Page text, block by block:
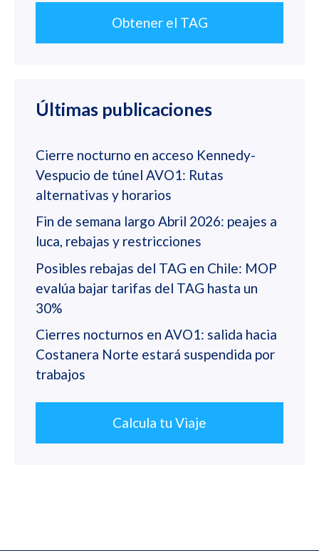
Obtener el TAG
Últimas publicaciones
Cierre nocturno en acceso Kennedy-
Vespucio de túnel AVO1: Rutas
alternativas y horarios
Fin de semana largo Abril 2026: peajes a
luca, rebajas y restricciones
Posibles rebajas del TAG en Chile: MOP
evalúa bajar tarifas del TAG hasta un
30%
Cierres nocturnos en AVO1: salida hacia
Costanera Norte estará suspendida por
trabajos
Calcula tu Viaje